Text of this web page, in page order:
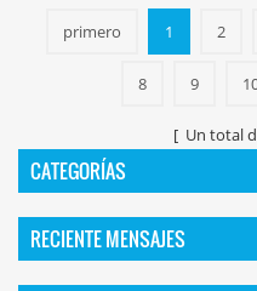
primero 1 2
8 9
[ Un total
CATEGORÍAS
RECIENTE MENSAJES